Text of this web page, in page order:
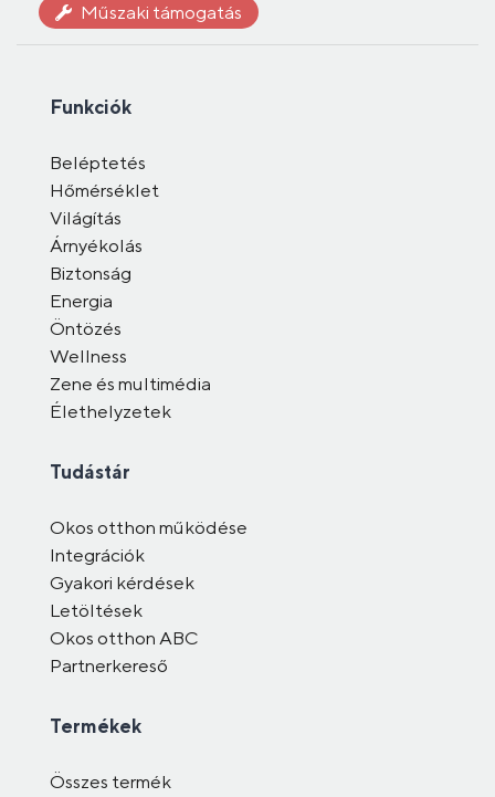
Műszaki támogatás
Funkciók
Beléptetés
Hőmérséklet
Világítás
Árnyékolás
Biztonság
Energia
Öntözés
Wellness
Zene és multimédia
Élethelyzetek
Tudástár
Okos otthon működése
Integrációk
Gyakori kérdések
Letöltések
Okos otthon ABC
Partnerkereső
Termékek
Összes termék